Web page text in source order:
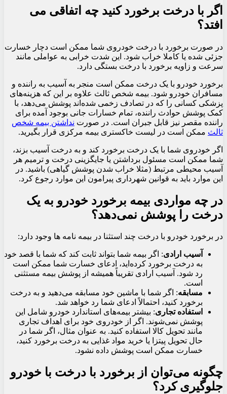
اگر با درخت برخورد کنید چه اتفاقی می
افتد؟
در صورت برخورد با درخت خودروی شما ممکن است دچار خسارت
جزئی شده یا کاملا خراب شود. این شدت خرابی به عواملی مانند
سرعت و زاویه برخورد با درخت بستگی دارد.
برخورد خودرو با یک درخت ممکن است منجر به آسیب به راننده و
مسافران خودرو شود. بیمه شخص ثالث علاوه بر این که هزینه‌های
پزشکی کسانی را که در تصادف زخمی شده‌اند پوشش می‌دهد، با
کمک پوشش حوادث راننده، تمام خسارات جانی بوجود آمده برای
راننده مقصر نیز قابل جبران است. در صورت نداشتن بیمه شخص
ثالث ممکن است در لیست خاکستری بیمه مرکزی قرار بگیرید.
اگر خودروی شما با یک درخت برخورد کند و به درخت آسیب بزند،
شما ممکن است مسئول برداشتن یا جایگزینی درخت و ترمیم هر
آسیب محیطی مرتبط (مثلا خراب شدن پوشش گیاهی) باشید. در
این موارد باید به قوانین شهرداری پیرامون این موارد رجوع کرد.
در چه مواردی بیمه برخورد خودرو به یک
درخت را پوشش نمی‌دهد؟
در برخورد خودرو با درخت چند استثنا در بیمه نامه ها وجود دارد:
آسیب ارادی: اگر بیمه شما بتواند ثابت کند که شما با قصد خود
به درخت برخورد کرده‌اید، ادعای خسارت شما ممکن است
رد شود. آسیب ارادی تقریباً همیشه از پوشش بیمه مستثنی
است.
مسابقه: اگر شما با ماشین خود مسابقه می‌دهید و به درخت
برخورد کنید، احتمالاً ادعای شما رد خواهد شد.
استفاده تجاری: بیشتر بیمه‌های استاندارد خودرو شامل این
پوشش نمی‌شوند. اگر از خودروی خود برای اهداف تجاری
مانند تحویل کالا استفاده کنید. به عنوان مثال، اگر شما در
حال تحویل پیتزا یا خرید مواد غذایی به درخت برخورد ‌کنید،
خسارت ممکن است پوشش داده نشود.
چگونه می‌توان از برخورد با درخت با خودرو
جلوگیری کرد؟